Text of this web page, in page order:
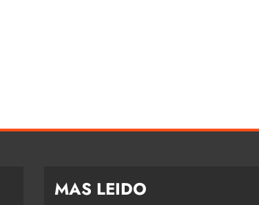
MAS LEIDO